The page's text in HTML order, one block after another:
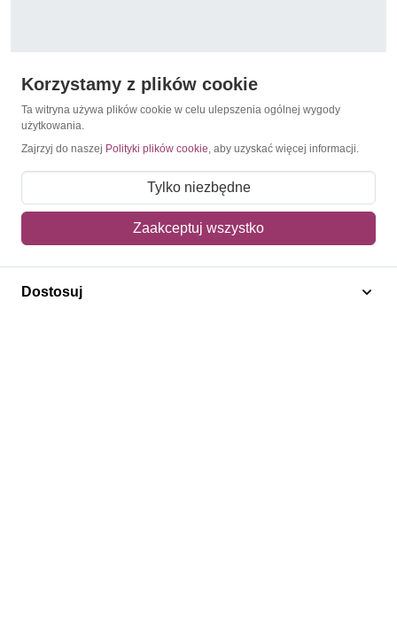
Khor Fakkan 1966 Mi bl 6 Czyste **
5,00 zł
Dodaj do koszyka
Korzystamy z plików cookie
Ta witryna używa plików cookie w celu ulepszenia ogólnej wygody
użytkowania.
Zajrzyj do naszej Polityki plików cookie, aby uzyskać więcej informacji.
Tylko niezbędne
Zaakceptuj wszystko
Dostosuj